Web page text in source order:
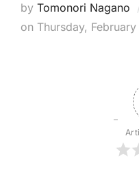
by Tomonori Nagano
on Posted
Thursday,